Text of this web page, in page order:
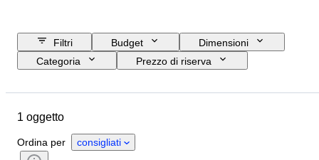
Filtri Budget
Dimensioni
Categoria
Prezzo di riserva
Condizioni
Soggetto
Epoca
1 oggetto
Ordina per consigliati